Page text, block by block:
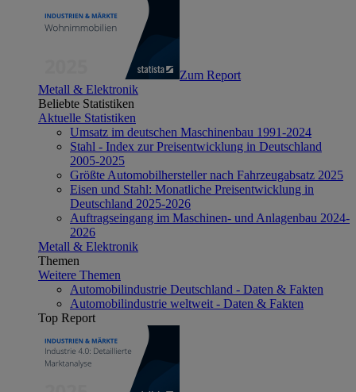
Zum Report
Metall & Elektronik
Beliebte Statistiken
Aktuelle Statistiken
Umsatz im deutschen Maschinenbau 1991-2024
Stahl - Index zur Preisentwicklung in Deutschland
2005-2025
Größte Automobilhersteller nach Fahrzeugabsatz 2025
Eisen und Stahl: Monatliche Preisentwicklung in
Deutschland 2025-2026
Auftragseingang im Maschinen- und Anlagenbau 2024-
2026
Metall & Elektronik
Themen
Weitere Themen
Automobilindustrie Deutschland - Daten & Fakten
Automobilindustrie weltweit - Daten & Fakten
Top Report